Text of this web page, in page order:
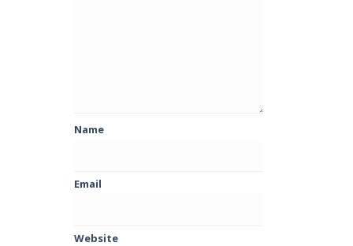
Name
Email
Website